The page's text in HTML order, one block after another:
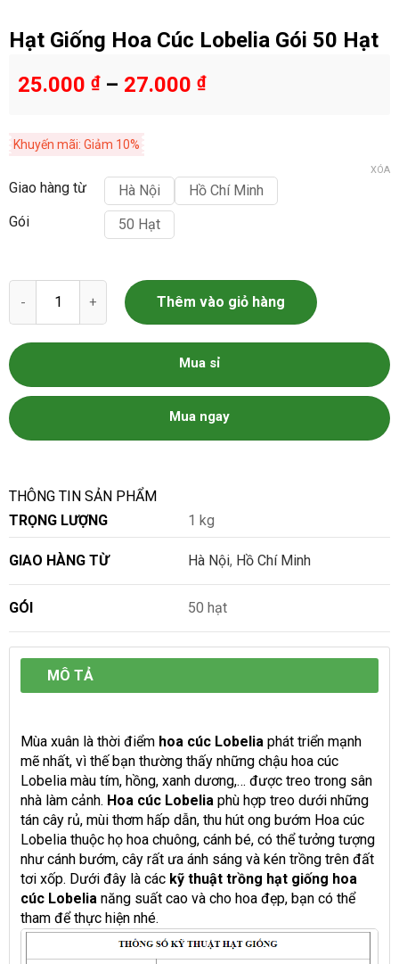
Hạt Giống Hoa Cúc Lobelia Gói 50 Hạt
25.000 ₫– 27.000 ₫
Khuyến mãi: Giảm 10%
Giao hàng từ Hà Nội
Hồ Chí Minh
Gói
50 Hạt
XÓA
Hạt Giống Hoa Cúc Lobelia Gói 50 Hạt số lượng
Thêm vào giỏ hàng
Mua sỉ
Mua ngay
THÔNG TIN SẢN PHẨM
TRỌNG LƯỢNG
1 kg
GIAO HÀNG TỪ Hà Nội, Hồ Chí Minh
GÓI 50 hạt
MÔ TẢ
Mùa xuân là thời điểm hoa cúc Lobelia phát triển mạnh
mẽ nhất, vì thế bạn thường thấy những chậu hoa cúc
Lobelia màu tím, hồng, xanh dương,… được treo trong sân
nhà làm cảnh. Hoa cúc Lobelia phù hợp treo dưới những
tán cây rủ, mùi thơm hấp dẫn, thu hút ong bướm Hoa cúc
Lobelia thuộc họ hoa chuông, cánh bé, có thể tưởng tượng
như cánh bướm, cây rất ưa ánh sáng và kén trồng trên đất
tơi xốp. Dưới đây là các kỹ thuật trồng hạt giống hoa
cúc Lobelia năng suất cao và cho hoa đẹp, bạn có thể
tham để thực hiện nhé.